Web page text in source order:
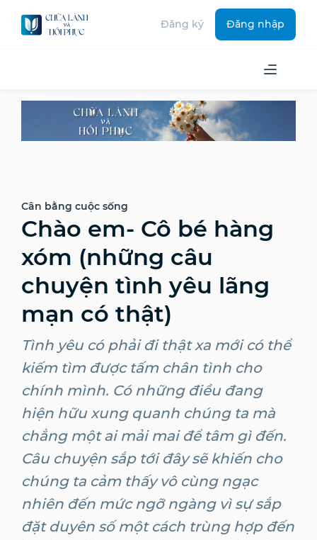
Đăng ký Đăng nhập
Cân bằng cuộc sống
Chào em- Cô bé hàng
xóm (những câu
chuyện tình yêu lãng
mạn có thật)
Tình yêu có phải đi thật xa mới có thể
kiếm tìm được tấm chân tình cho
chính mình. Có những điều đang
hiện hữu xung quanh chúng ta mà
chẳng một ai mải mai để tâm gì đến.
Câu chuyện sắp tới đây sẽ khiến cho
chúng ta cảm thấy vô cùng ngạc
nhiên đến mức ngỡ ngàng vì sự sắp
đặt duyên số một cách trùng hợp đến